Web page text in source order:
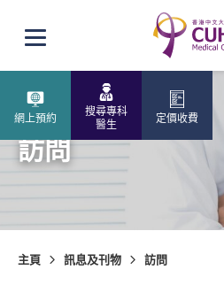
打開選單
網上預約
搜尋專科
醫生
定價收費
訪問
主頁 訊息及刊物 訪問